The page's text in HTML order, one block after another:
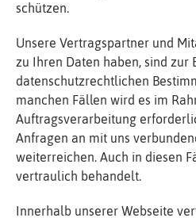
schützen.
Unsere Vertragspartner und
zu Ihren Daten haben, sind zur
datenschutzrechtlichen
manchen Fällen wird es im
Auftragsverarbeitung
Anfragen an mit uns
weiterreichen. Auch in diesen
vertraulich behandelt.
Innerhalb unserer Webseite